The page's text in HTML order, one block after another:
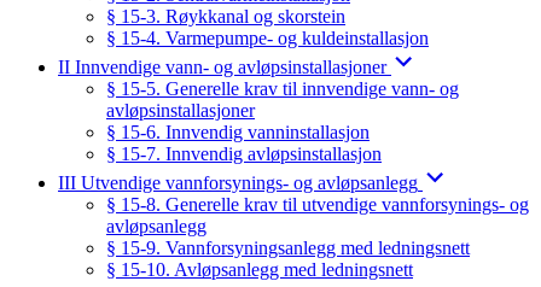
§ 15-3. Røykkanal og skorstein
§ 15-4. Varmepumpe- og kuldeinstallasjon
II Innvendige vann- og avløpsinstallasjoner
§ 15-5. Generelle krav til innvendige vann- og
avløpsinstallasjoner
§ 15-6. Innvendig vanninstallasjon
§ 15-7. Innvendig avløpsinstallasjon
III Utvendige vannforsynings- og avløpsanlegg
§ 15-8. Generelle krav til utvendige vannforsynings- og
avløpsanlegg
§ 15-9. Vannforsyningsanlegg med ledningsnett
§ 15-10. Avløpsanlegg med ledningsnett